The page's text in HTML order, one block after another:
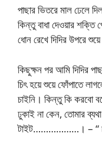
পাছার ভিতরে মাল ঢেলে
কিন্তু বাধা দেওয়ার
ধোন রেখে দিদির উপরে
কিছুক্ষন পর আমি দিদির
চিৎ হয়ে শুয়ে ফোঁপাতে
চাইনি। কিন্তু কি করবো
ঢুকাই না কেন, তোমার
টাইট………………। – “ চুপ্‌